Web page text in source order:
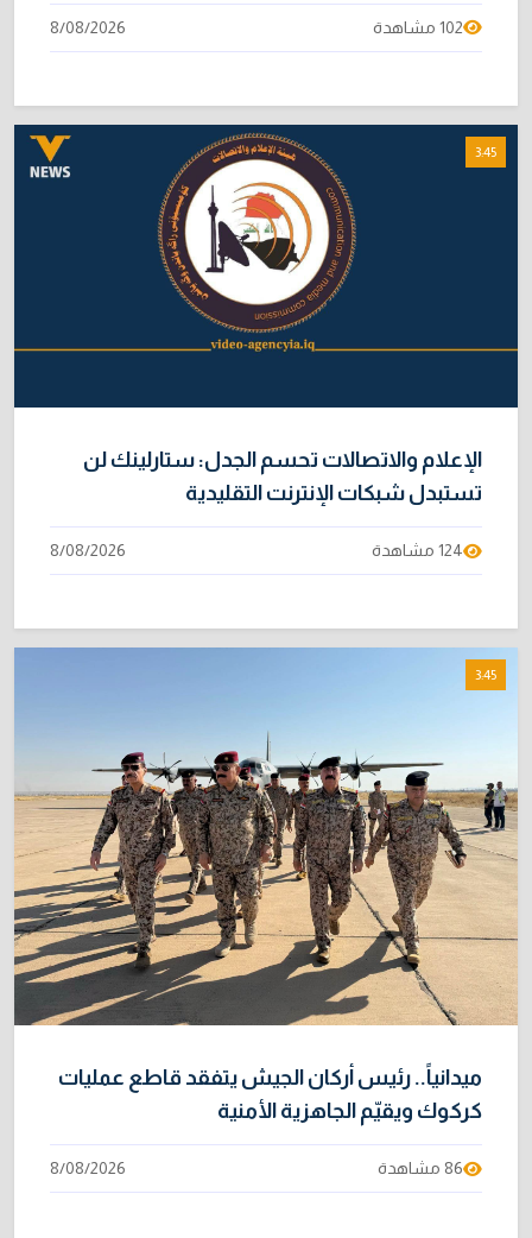
102 مشاهدة 8/08/2026
3:45
الإعلام والاتصالات تحسم الجدل: ستارلينك لن
تستبدل شبكات الإنترنت التقليدية
124 مشاهدة 8/08/2026
3:45
ميدانياً.. رئيس أركان الجيش يتفقد قاطع عمليات
كركوك ويقيّم الجاهزية الأمنية
86 مشاهدة 8/08/2026